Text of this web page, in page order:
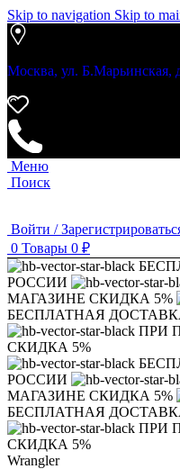
Skip to navigation Skip to
Москва, ул. Б.Марьинская,
Меню
Поиск
Войти /
0 Товары 0 ₽
РОССИИ
МАГАЗИНЕ СКИДКА 5%
БЕСПЛАТНАЯ
ПРИ
СКИДКА 5%
РОССИИ
МАГАЗИНЕ СКИДКА 5%
БЕСПЛАТНАЯ
ПРИ
СКИДКА 5%
Wrangler